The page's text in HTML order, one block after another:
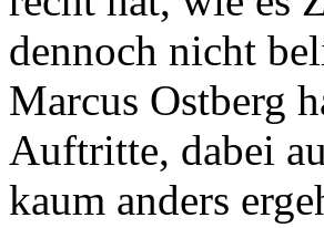
dennoch nicht
Marcus Ostberg
Auftritte, dabei
kaum anders